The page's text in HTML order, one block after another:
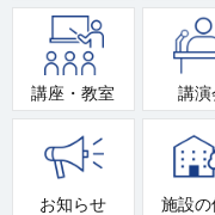
講座・教室 講演
お知らせ 施設の